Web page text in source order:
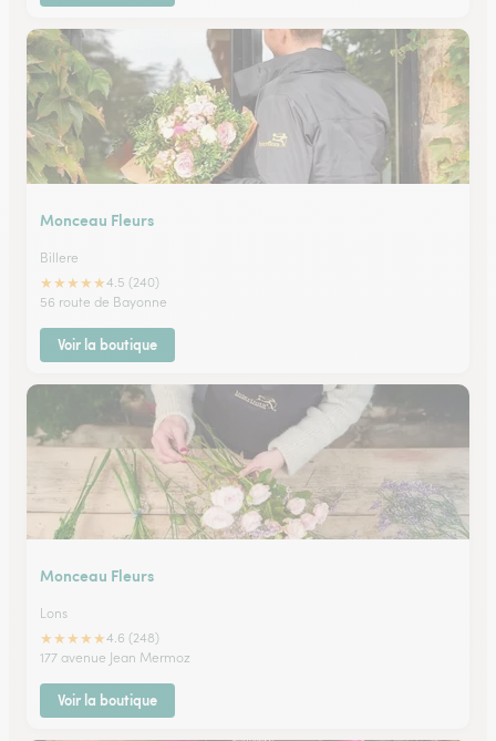
Monceau Fleurs
Billere
★★★★★4.5 (240)
56 route de Bayonne
Voir la boutique
Monceau Fleurs
Lons
★★★★★4.6 (248)
177 avenue Jean Mermoz
Voir la boutique